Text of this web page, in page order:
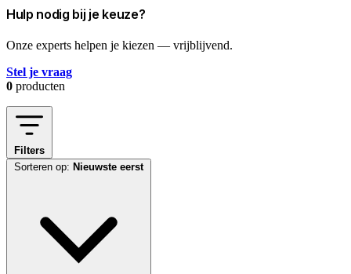
Hulp nodig bij je keuze?
Onze experts helpen je kiezen — vrijblijvend.
Stel je vraag
0 producten
Filters
Sorteren op: Nieuwste eerst